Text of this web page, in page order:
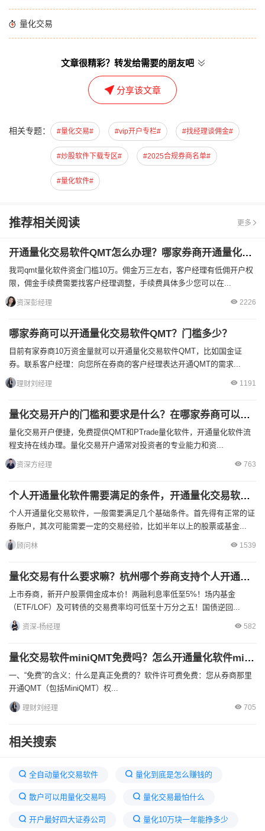
量化交易
文章很精彩？转发给需要的朋友吧
分享该文章
相关专题： #量化交易# #vip开户专栏# #找经理谈佣金#
#炒股软件下载专区# #2025合规券商名单#
#量化软件#
推荐相关阅读 更多
开通量化交易软件QMT怎么办理？哪家券商开通量化交易门槛低？
我司qmt量化软件资金门槛10万。佣金万三左右，客户经理有低佣开户权
限，佣金手续费需要找客户经理调整，手续费具体多少您可以在...
资深彭经理 2226
哪家券商可以开通量化交易软件QMT？门槛多少？
目前有家券商10万资金量就可以开通量化交易软件QMT，比如国金证
券。联系客户经理：向您所在券商的客户经理表达开通QMT的需求...
理财刘经理 1191
量化交易开户的门槛和要求是什么？在哪家券商可以开通量化软件？
量化交易开户便捷，免费提供QMT和PTrade量化软件，开通量化软件流
程支持在线办理。量化交易开户通常对投资者的专业能力和资...
资深方经理 763
个人开通量化软件需要满足的条件，开通量化交易软件的资金门槛
个人开通量化交易软件，一般需要满足几个基础条件。首先得有正常的证
券账户，其次可能需要一定的交易经验，比如半年以上的股票或基金...
顾问林 1539
量化交易有什么要求嘛？杭州哪个券商支持个人开通量化软件？
上市券商，新开户股票佣金成本价！两融利息率低至5%！场内基金
（ETF/LOF）及可转债的交易费率均可低至十万分之五！国债逆回...
资深-杨经理 582
量化交易软件miniQMT免费吗？怎么开通量化软件miniQMT？
一、“免费”的含义：什么是真正免费的？软件许可费免费：您从券商那里
开通QMT（包括MiniQMT）权...
理财刘经理 705
相关搜索
全自动量化交易软件 量化到底是怎么赚钱的
散户可以用量化交易吗 量化交易最怕什么
开户最好四大证券公司 量化10万块一年能挣多少